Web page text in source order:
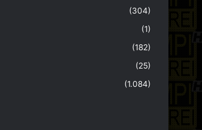
(304)
(1)
(182)
(25)
(1.084)